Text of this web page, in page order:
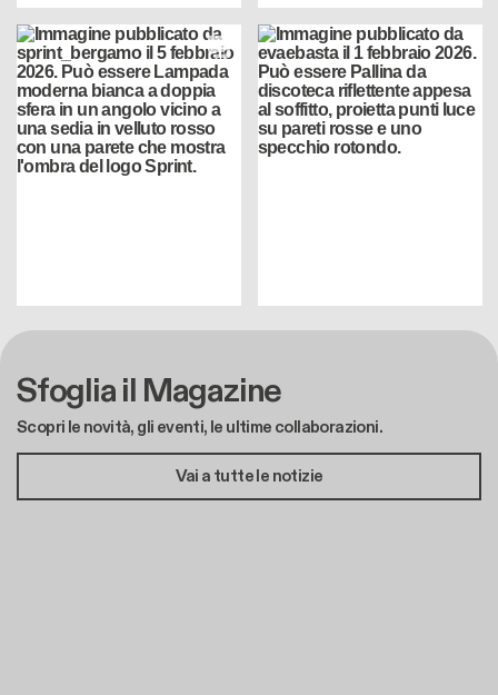
Sfoglia il Magazine
Scopri le novità, gli eventi, le ultime collaborazioni.
Vai a tutte le notizie